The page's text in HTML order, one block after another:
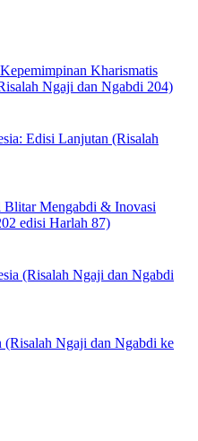
Kharismatis
Ngaji dan Ngabdi 204)
Edisi Lanjutan (Risalah
Blitar Mengabdi & Inovasi
edisi Harlah 87)
(Risalah Ngaji dan Ngabdi
(Risalah Ngaji dan Ngabdi ke